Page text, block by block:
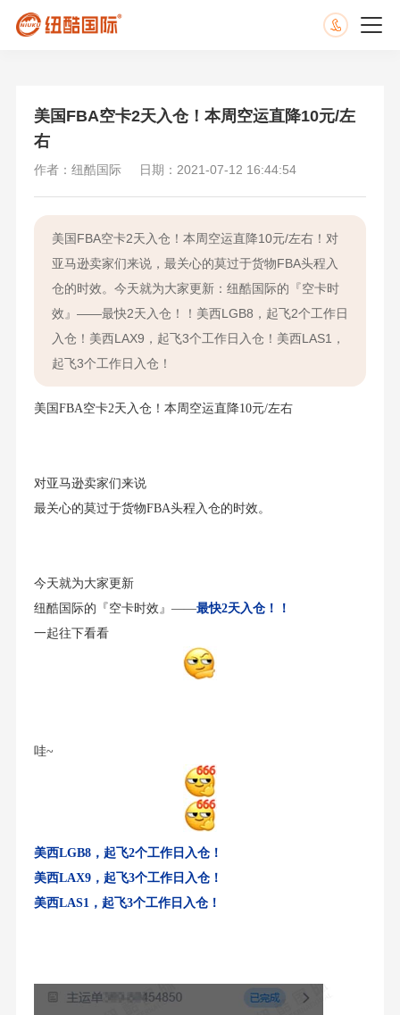
美国FBA空卡2天入仓！本周空运直降10元/左
右
作者：纽酷国际 日期：2021-07-12 16:44:54
美国FBA空卡2天入仓！本周空运直降10元/左右！对
亚马逊卖家们来说，最关心的莫过于货物FBA头程入
仓的时效。今天就为大家更新：纽酷国际的『空卡时
效』——最快2天入仓！！美西LGB8，起飞2个工作日
入仓！美西LAX9，起飞3个工作日入仓！美西LAS1，
起飞3个工作日入仓！
美国FBA空卡2天入仓！本周空运直降10元/左右
对亚马逊卖家们来说
最关心的莫过于货物FBA头程入仓的时效。
今天就为大家更新
纽酷国际的『空卡时效』——最快2天入仓！！
一起往下看看
哇~
美西LGB8，起飞2个工作日入仓！
美西LAX9，起飞3个工作日入仓！
美西LAS1，起飞3个工作日入仓！